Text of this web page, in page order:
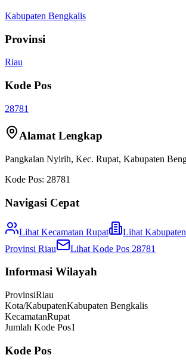
Kabupaten Bengkalis
Provinsi
Riau
Kode Pos
28781
Alamat Lengkap
Pangkalan Nyirih, Kec. Rupat, Kabupaten
Kode Pos: 28781
Navigasi Cepat
Lihat Kecamatan Rupat Lihat
Provinsi Riau Lihat Kode Pos 28781
Informasi Wilayah
ProvinsiRiau
Kota/KabupatenKabupaten Bengkalis
KecamatanRupat
Jumlah Kode Pos1
Kode Pos